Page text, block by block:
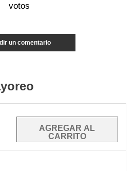
votos
un comentario